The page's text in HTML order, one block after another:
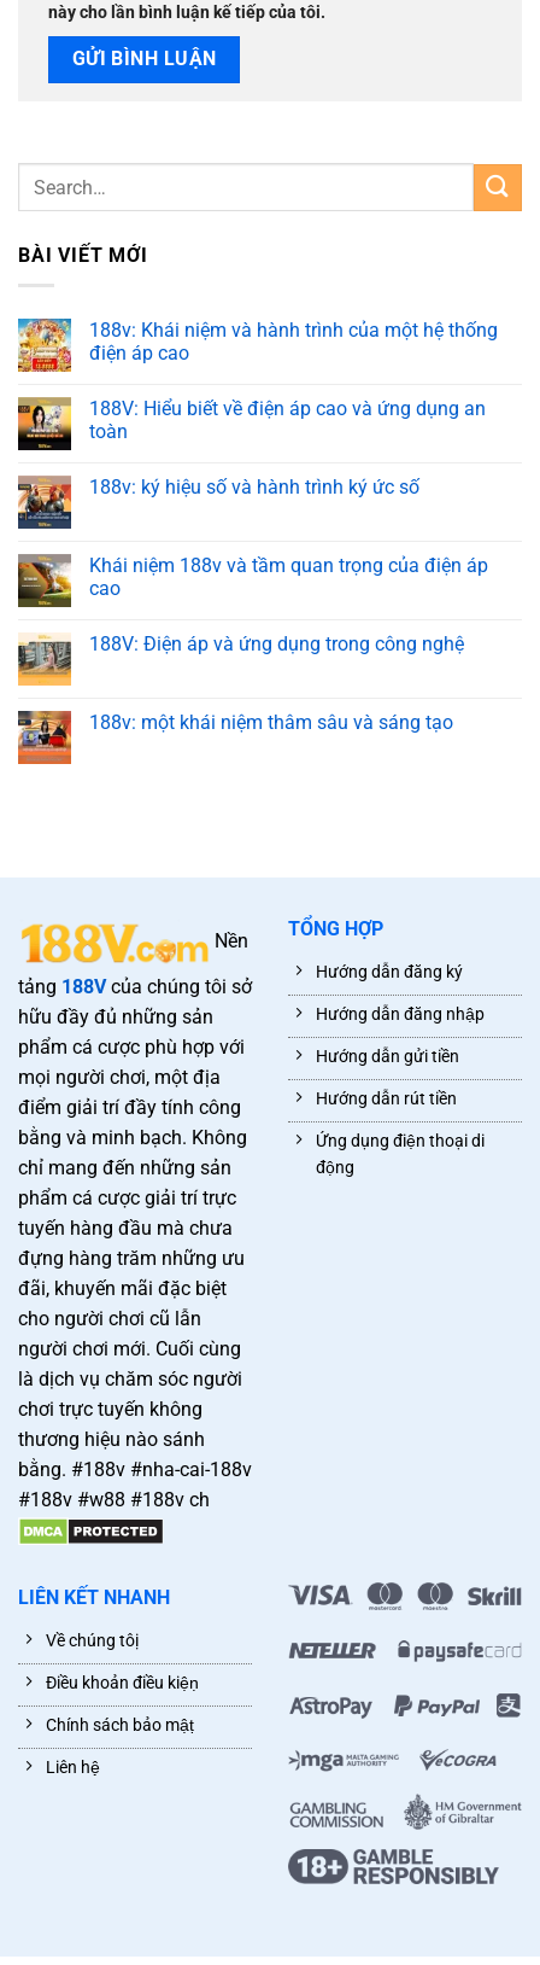
này cho lần bình luận kế tiếp của tôi.
BÀI VIẾT MỚI
188v: Khái niệm và hành trình của một hệ thống
điện áp cao
188V: Hiểu biết về điện áp cao và ứng dụng an
toàn
188v: ký hiệu số và hành trình ký ức số
Khái niệm 188v và tầm quan trọng của điện áp
cao
188V: Điện áp và ứng dụng trong công nghệ
188v: một khái niệm thâm sâu và sáng tạo
Nền
tảng 188Vcủa chúng tôi sở
hữu đầy đủ những sản
phẩm cá cược phù hợp với
mọi người chơi, một địa
điểm giải trí đầy tính công
bằng và minh bạch. Không
chỉ mang đến những sản
phẩm cá cược giải trí trực
tuyến hàng đầu mà chưa
đựng hàng trăm những ưu
đãi, khuyến mãi đặc biệt
cho người chơi cũ lẫn
người chơi mới. Cuối cùng
là dịch vụ chăm sóc người
chơi trực tuyến không
thương hiệu nào sánh
bằng. #188v #nha-cai-188v
#188v #w88 #188v ch
TỔNG HỢP
Hướng dẫn đăng ký
Hướng dẫn đăng nhập
Hướng dẫn gửi tiền
Hướng dẫn rút tiền
Ứng dụng điện thoại di
động
LIÊN KẾT NHANH
Về chúng tôị
Điều khoản điều kiệṇ
Chính sách bảo mậṭ
Liên hệ̣